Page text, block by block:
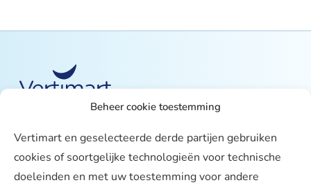
Beheer cookie toestemming
Vertimart en geselecteerde derde partijen gebruiken
cookies of soortgelijke technologieën voor technische
doeleinden en met uw toestemming voor andere
Vertimart
Werken bij